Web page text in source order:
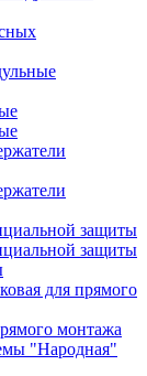
защиты
защиты
для прямого
монтажа
"Народная"